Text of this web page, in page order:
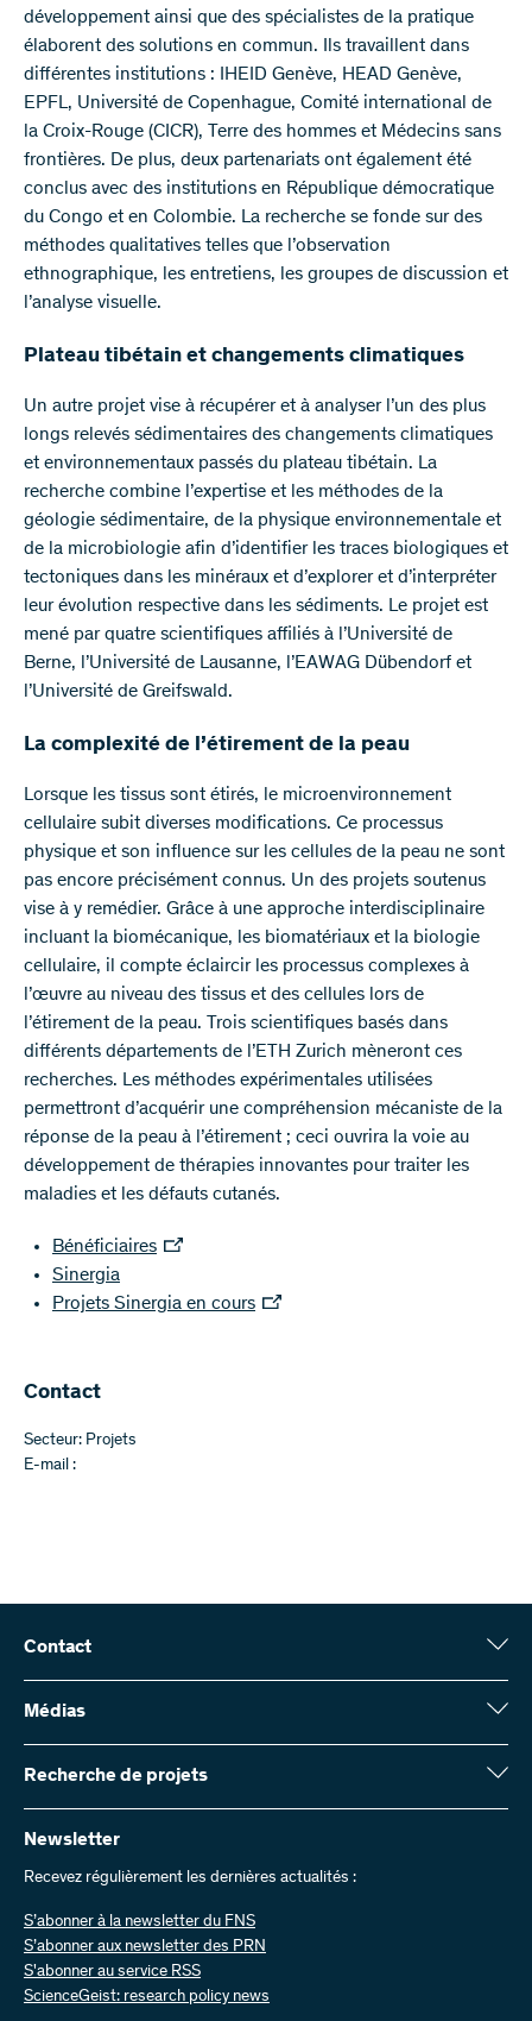
développement ainsi que des spécialistes de la pratique
élaborent des solutions en commun. Ils travaillent dans
différentes institutions : IHEID Genève, HEAD Genève,
EPFL, Université de Copenhague, Comité international de
la Croix-Rouge (CICR), Terre des hommes et Médecins sans
frontières. De plus, deux partenariats ont également été
conclus avec des institutions en République démocratique
du Congo et en Colombie. La recherche se fonde sur des
méthodes qualitatives telles que l’observation
ethnographique, les entretiens, les groupes de discussion et
l’analyse visuelle.
Plateau tibétain et changements climatiques
Un autre projet vise à récupérer et à analyser l’un des plus
longs relevés sédimentaires des changements climatiques
et environnementaux passés du plateau tibétain. La
recherche combine l’expertise et les méthodes de la
géologie sédimentaire, de la physique environnementale et
de la microbiologie afin d’identifier les traces biologiques et
tectoniques dans les minéraux et d’explorer et d’interpréter
leur évolution respective dans les sédiments. Le projet est
mené par quatre scientifiques affiliés à l’Université de
Berne, l’Université de Lausanne, l’EAWAG Dübendorf et
l’Université de Greifswald.
La complexité de l’étirement de la peau
Lorsque les tissus sont étirés, le microenvironnement
cellulaire subit diverses modifications. Ce processus
physique et son influence sur les cellules de la peau ne sont
pas encore précisément connus. Un des projets soutenus
vise à y remédier. Grâce à une approche interdisciplinaire
incluant la biomécanique, les biomatériaux et la biologie
cellulaire, il compte éclaircir les processus complexes à
l’œuvre au niveau des tissus et des cellules lors de
l’étirement de la peau. Trois scientifiques basés dans
différents départements de l’ETH Zurich mèneront ces
recherches. Les méthodes expérimentales utilisées
permettront d’acquérir une compréhension mécaniste de la
réponse de la peau à l’étirement ; ceci ouvrira la voie au
développement de thérapies innovantes pour traiter les
maladies et les défauts cutanés.
Bénéficiaires
Sinergia
Projets Sinergia en cours
Contact
Secteur: Projets
E-mail :
Contact
Fonds national suisse (FNS)
Wildhainweg 3
Contactez-nous
Envoyer des factures
Travailler chez nous
Offres d’emploi
Médias
Service de presse
Rapport annuel
Recherche de projets
Vous trouverez ici des informations complètes sur les projets de
recherche et les subsides approuvés par le FNS :
Recherche de projets
Newsletter
Recevez régulièrement les dernières actualités :
S’abonner à la newsletter du FNS
S’abonner aux newsletter des PRN
S'abonner au service RSS
ScienceGeist: research policy news